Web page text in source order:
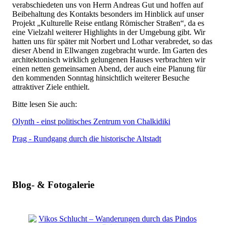
verabschiedeten uns von Herrn Andreas Gut und hoffen auf
Beibehaltung des Kontakts besonders im Hinblick auf unser
Projekt „Kulturelle Reise entlang Römischer Straßen“, da es
eine Vielzahl weiterer Highlights in der Umgebung gibt. Wir
hatten uns für später mit Norbert und Lothar verabredet, so das
dieser Abend in Ellwangen zugebracht wurde. Im Garten des
architektonisch wirklich gelungenen Hauses verbrachten wir
einen netten gemeinsamen Abend, der auch eine Planung für
den kommenden Sonntag hinsichtlich weiterer Besuche
attraktiver Ziele enthielt.
Bitte lesen Sie auch:
Olynth - einst politisches Zentrum von Chalkidiki
Prag - Rundgang durch die historische Altstadt
Blog- & Fotogalerie